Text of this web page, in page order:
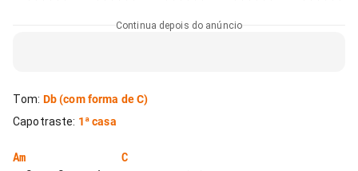
Continua depois do anúncio
Tom: Db(com forma de C)
Capotraste: 1ª casa
Am
C